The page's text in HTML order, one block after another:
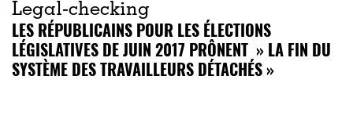
Legal-checking
LES RÉPUBLICAINS POUR LES ÉLECTIONS
LÉGISLATIVES DE JUIN 2017 PRÔNENT » LA FIN DU
SYSTÈME DES TRAVAILLEURS DÉTACHÉS »